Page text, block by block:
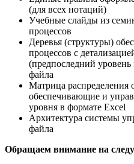
(для всех нотаций)
Учебные слайды из
процессов
Деревья (структуры)
процессов с
(предпоследний
файла
Матрица распределения
обеспечивающие и
уровня в формате Excel
Архитектура системы
файла
Обращаем внимание на